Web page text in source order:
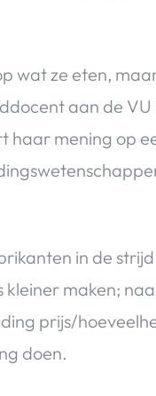
wat ze eten,
aan de
haar mening op
in de
kleiner maken;
prijs/
doen.